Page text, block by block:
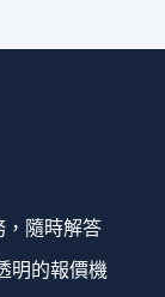
，隨時解答
明的報價機